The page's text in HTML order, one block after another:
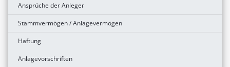
Ansprüche der Anleger
Stammvermögen / Anlagevermögen
Haftung
Anlagevorschriften